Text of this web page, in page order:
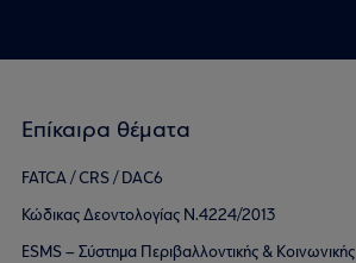
Επίκαιρα θέματα
FATCA / CRS / DAC6
Κώδικας Δεοντολογίας Ν.4224/2013
ESMS – Σύστημα Περιβαλλοντικής & Κοινωνικής